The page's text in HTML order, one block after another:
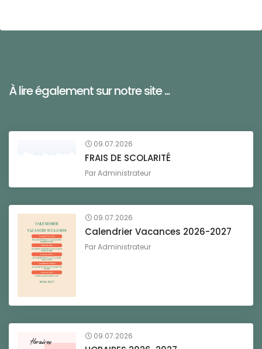
À lire également sur notre site ...
09.07.2026
FRAIS DE SCOLARITÉ
ParAdministrateur
09.07.2026
Calendrier Vacances 2026-2027
ParAdministrateur
09.07.2026